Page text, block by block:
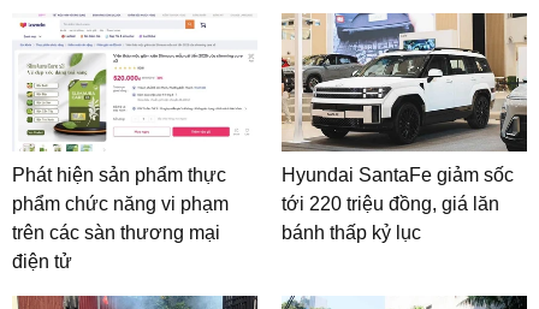
Phát hiện sản phẩm thực
phẩm chức năng vi phạm
trên các sàn thương mại
điện tử
Hyundai SantaFe giảm sốc
tới 220 triệu đồng, giá lăn
bánh thấp kỷ lục